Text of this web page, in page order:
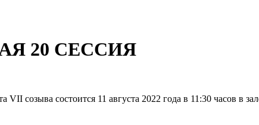
20 СЕССИЯ
созыва состоится 11 августа 2022 года в 11:30 часов в